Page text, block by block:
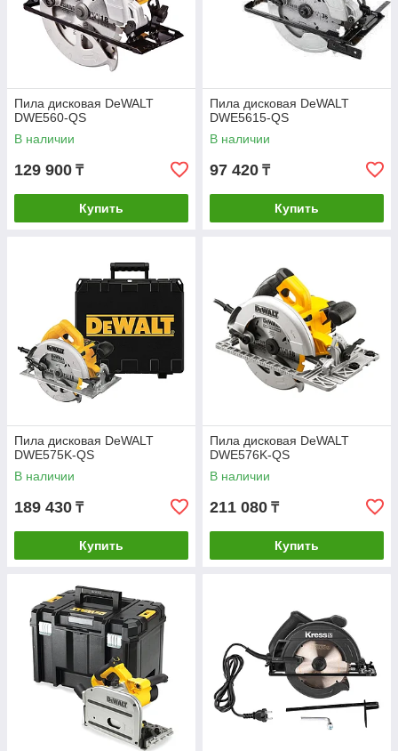
Пила дисковая DeWALT
DWE560-QS
В наличии
129 900 ₸
Купить
Пила дисковая DeWALT
DWE5615-QS
В наличии
97 420 ₸
Купить
Пила дисковая DeWALT
DWE575K-QS
В наличии
189 430 ₸
Купить
Пила дисковая DeWALT
DWE576K-QS
В наличии
211 080 ₸
Купить